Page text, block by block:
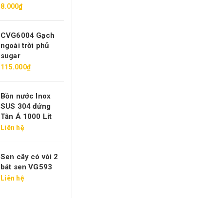
8.000₫
CVG6004 Gạch
ngoài trời phủ
sugar
115.000₫
Bồn nước Inox
SUS 304 đứng
Tân Á 1000 Lít
Liên hệ
Sen cây có vòi 2
bát sen VG593
Liên hệ